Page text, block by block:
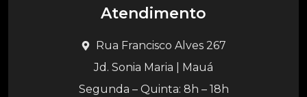
Atendimento
Rua Francisco Alves 267
Jd. Sonia Maria | Mauá
Segunda – Quinta: 8h – 18h